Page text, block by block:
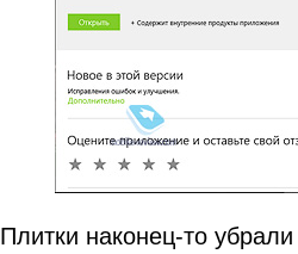
Плитки наконец-то